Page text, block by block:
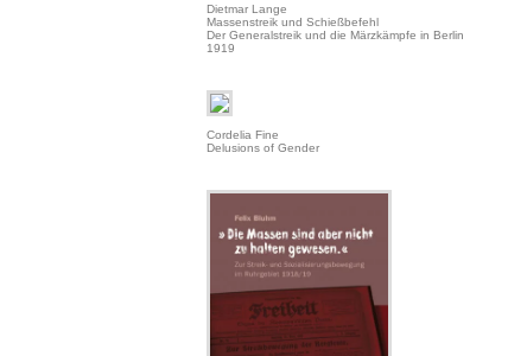
Dietmar Lange
Massenstreik und Schießbefehl
Der Generalstreik und die Märzkämpfe in Berlin
1919
Cordelia Fine
Delusions of Gender